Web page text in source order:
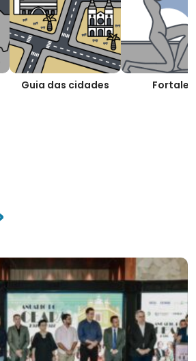
Guia das cidades